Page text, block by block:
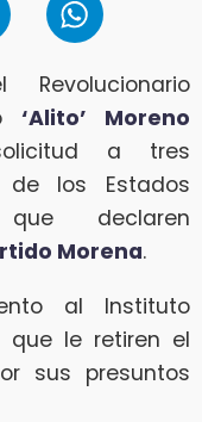
‘Alito’ Moreno
a tres
de los Estados
declaren
Morena.
al Instituto
le retiren el
sus presuntos